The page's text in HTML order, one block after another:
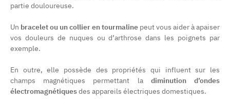
partie douloureuse.
Un bracelet ou un collier en tourmaline peut vous aider à apaiser
vos douleurs de nuques ou d’arthrose dans les poignets par
exemple.
En outre, elle possède des propriétés qui influent sur les
champs magnétiques permettant la
diminution d’ondes
électromagnétiquesdes appareils électriques domestiques.